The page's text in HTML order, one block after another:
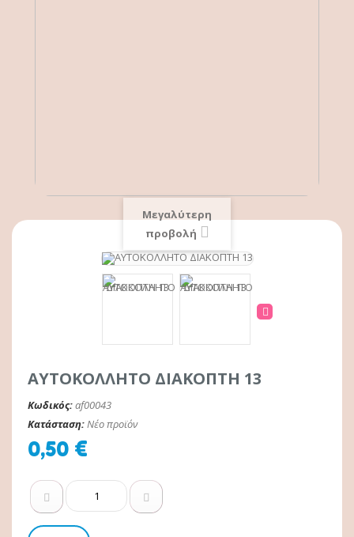
Μεγαλύτερη
προβολή
ΑΥΤΟΚΟΛΛΗΤΟ ΔΙΑΚΟΠΤΗ 13
Κωδικός:af00043
Κατάσταση:Νέο προϊόν
0,50 €